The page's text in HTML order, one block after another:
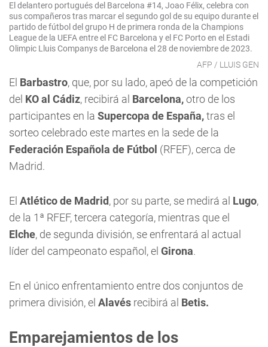
El delantero portugués del Barcelona #14, Joao Félix, celebra con
sus compañeros tras marcar el segundo gol de su equipo durante el
partido de fútbol del grupo H de primera ronda de la Champions
League de la UEFA entre el FC Barcelona y el FC Porto en el Estadi
Olimpic Lluis Companys de Barcelona el 28 de noviembre de 2023.
AFP / LLUIS GEN
El Barbastro, que, por su lado, apeó de la competición
del KO al Cádiz, recibirá al Barcelona,otro de los
participantes en la Supercopa de España,tras el
sorteo celebrado este martes en la sede de la
Federación Española de Fútbol (RFEF), cerca de
Madrid.
El Atlético de Madrid, por su parte, se medirá al Lugo,
de la 1ª RFEF, tercera categoría, mientras que el
Elche, de segunda división, se enfrentará al actual
líder del campeonato español, el Girona.
En el único enfrentamiento entre dos conjuntos de
primera división, el Alavés recibirá al Betis.
Emparejamientos de los